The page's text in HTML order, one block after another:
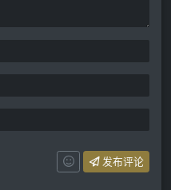
发布评论